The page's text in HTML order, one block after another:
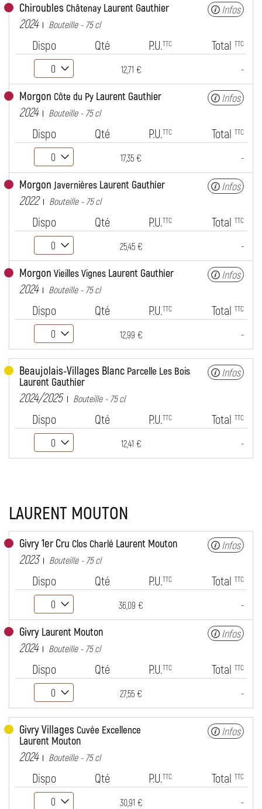
Chiroubles Châtenay Laurent Gauthier
2024 Bouteille - 75 cl
Infos
Dispo Qté P.U.TTC Total TTC
12,71 € -
Morgon Côte du Py Laurent Gauthier
2024 Bouteille - 75 cl
Infos
Dispo Qté P.U.TTC Total TTC
17,35 € -
Morgon Javernières Laurent Gauthier
2022 Bouteille - 75 cl
Infos
Dispo Qté P.U.TTC Total TTC
25,45 € -
Morgon Vieilles Vignes Laurent Gauthier
2024 Bouteille - 75 cl
Infos
Dispo Qté P.U.TTC Total TTC
12,99 € -
Beaujolais-Villages Blanc Parcelle Les Bois
Laurent Gauthier
2024/2025 Bouteille - 75 cl
Infos
Dispo Qté P.U.TTC Total TTC
12,41 € -
LAURENT MOUTON
Givry 1er Cru Clos Charlé Laurent Mouton
2023 Bouteille - 75 cl
Infos
Dispo Qté P.U.TTC Total TTC
36,09 € -
Givry Laurent Mouton
2024 Bouteille - 75 cl
Infos
Dispo Qté P.U.TTC Total TTC
27,55 € -
Givry Villages Cuvée Excellence
Laurent Mouton
2024 Bouteille - 75 cl
Infos
Dispo Qté P.U.TTC Total TTC
30,91 € -